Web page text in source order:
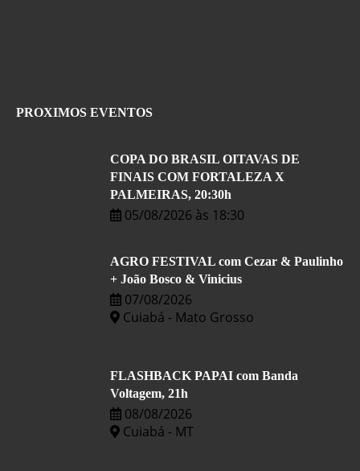
PROXIMOS EVENTOS
COPA DO BRASIL OITAVAS DE
FINAIS COM FORTALEZA X
PALMEIRAS, 20:30h
05/08/2026 às 18:30
AGRO FESTIVAL com Cezar & Paulinho
+ João Bosco & Vinicius
07/08/2026
Cuiabá - Mato Grosso
FLASHBACK PAPAI com Banda
Voltagem, 21h
08/08/2026
Cuiabá - MT